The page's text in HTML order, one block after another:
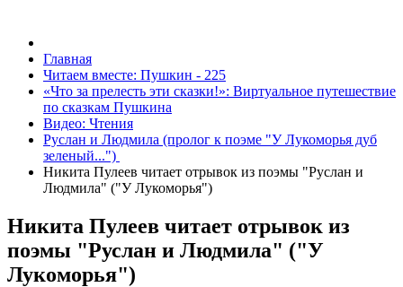
Главная
Читаем вместе: Пушкин - 225
«Что за прелесть эти сказки!»: Виртуальное путешествие
по сказкам Пушкина
Видео: Чтения
Руслан и Людмила (пролог к поэме "У Лукоморья дуб
зеленый...")
Никита Пулеев читает отрывок из поэмы "Руслан и
Людмила" ("У Лукоморья")
Никита Пулеев читает отрывок из
поэмы "Руслан и Людмила" ("У
Лукоморья")